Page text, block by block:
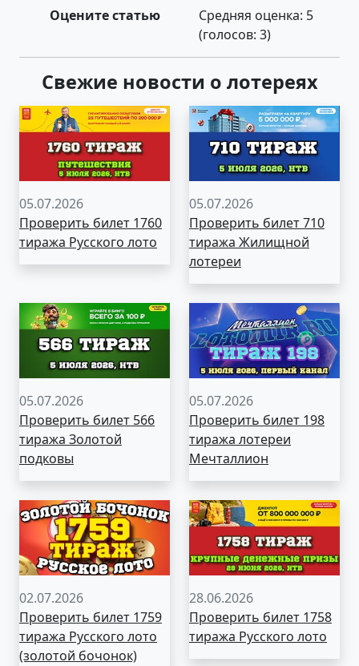
Оцените статью Средняя оценка: 5
(голосов: 3)
Свежие новости о лотереях
05.07.2026
Проверить билет 1760
тиража Русского лото
05.07.2026
Проверить билет 710
тиража Жилищной
лотереи
05.07.2026
Проверить билет 566
тиража Золотой
подковы
05.07.2026
Проверить билет 198
тиража лотереи
Мечталлион
02.07.2026
Проверить билет 1759
тиража Русского лото
(золотой бочонок)
28.06.2026
Проверить билет 1758
тиража Русского лото